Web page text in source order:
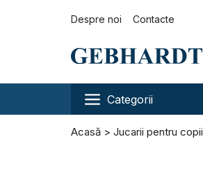
Despre noi Contacte
Categorii
Acasă Jucarii pentru copii